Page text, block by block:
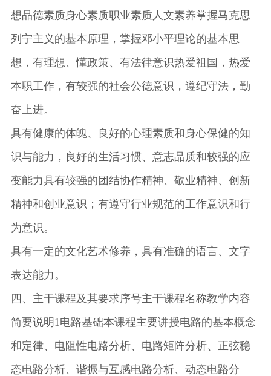
想品德素质身心素质职业素质人文素养掌握马克思
列宁主义的基本原理，掌握邓小平理论的基本思
想，有理想、懂政策、有法律意识热爱祖国，热爱
本职工作，有较强的社会公德意识，遵纪守法，勤
奋上进。
具有健康的体魄、良好的心理素质和身心保健的知
识与能力，良好的生活习惯、意志品质和较强的应
变能力具有较强的团结协作精神、敬业精神、创新
精神和创业意识；有遵守行业规范的工作意识和行
为意识。
具有一定的文化艺术修养，具有准确的语言、文字
表达能力。
四、主干课程及其要求序号主干课程名称教学内容
简要说明1电路基础本课程主要讲授电路的基本概念
和定律、电阻性电路分析、电路矩阵分析、正弦稳
态电路分析、谐振与互感电路分析、动态电路分